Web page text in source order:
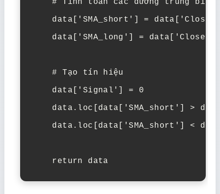
    # Tính toán các đường trung bình
data['SMA_short'] =
data['SMA_long'] =
    # Tạo tín hiệu
    data['Signal'] = 0
data.loc[data['SMA_short'] >
data.loc[data['SMA_short'] <
    return data